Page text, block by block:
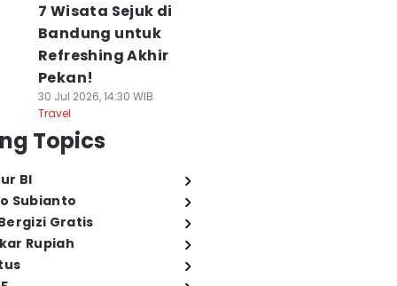
7 Wisata Sejuk di
Bandung untuk
Refreshing Akhir
Pekan!
30 Jul 2026, 14:30 WIB
Travel
Topics
BI
Subianto
Gratis
Rupiah